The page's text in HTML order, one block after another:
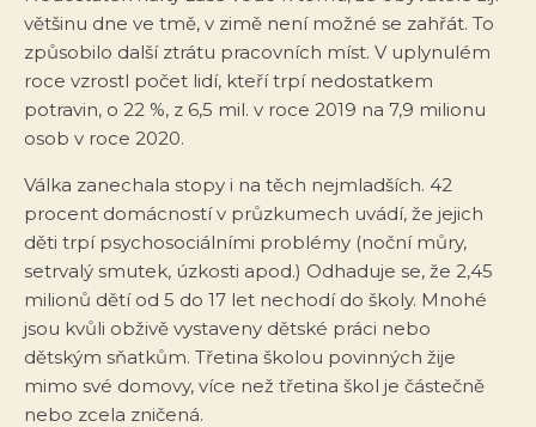
většinu dne ve tmě, v zimě není možné se zahřát. To
způsobilo další ztrátu pracovních míst. V uplynulém
roce vzrostl počet lidí, kteří trpí nedostatkem
potravin, o 22 %, z 6,5 mil. v roce 2019 na 7,9 milionu
osob v roce 2020.
Válka zanechala stopy i na těch nejmladších. 42
procent domácností v průzkumech uvádí, že jejich
děti trpí psychosociálními problémy (noční můry,
setrvalý smutek, úzkosti apod.) Odhaduje se, že 2,45
milionů dětí od 5 do 17 let nechodí do školy. Mnohé
jsou kvůli obživě vystaveny dětské práci nebo
dětským sňatkům. Třetina školou povinných žije
mimo své domovy, více než třetina škol je částečně
nebo zcela zničená.